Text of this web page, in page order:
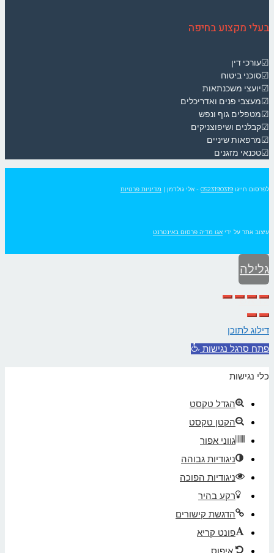
בעלי מקצוע בחיפה
☑עורכי דין
☑סוכני ביטוח
☑יועצי משכנתאות
☑מעצבי פנים ואדריכלים
☑מטפלים גוף ונפש
☑קבלנים ושיפוצניקים
☑מרפאות שיניים
☑טכנאי מזגנים
לפרסום חייגו 0523190319 - אלי גולדמן | מדיניות פרטיות
עיצוב אתר על ידי אגו מדיה פרסום באינטרנט
גלילה
לראש
העמוד
דילוג לתוכן
פתח סרגל נגישות
כלי נגישות
הגדל טקסט
הקטן טקסט
גווני אפור
ניגודיות גבוהה
ניגודיות הפוכה
רקע בהיר
הדגשת קישורים
פונט קריא